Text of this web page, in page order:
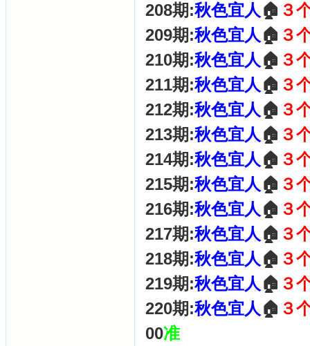
208期:秋色宜人 🏠 ３
209期:秋色宜人 🏠 ３
210期:秋色宜人 🏠 ３
211期:秋色宜人 🏠 ３
212期:秋色宜人 🏠 ３
213期:秋色宜人 🏠 ３
214期:秋色宜人 🏠 ３
215期:秋色宜人 🏠 ３
216期:秋色宜人 🏠 ３
217期:秋色宜人 🏠 ３
218期:秋色宜人 🏠 ３
219期:秋色宜人 🏠 ３
220期:秋色宜人 🏠 ３
00准